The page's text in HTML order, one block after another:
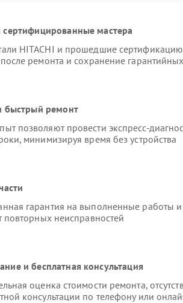
мастера
HITACHI и прошедшие
ремонта и сохранение
быстрый ремонт
позволяют провести экспресс-
минимизируя время без устройства
гарантия на выполненные работы
повторных неисправностей
и бесплатная консультация
оценка стоимости ремонта,
консультации по телефону или